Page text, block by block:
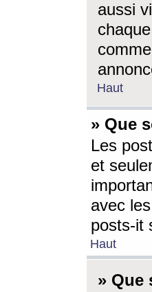
aussi
Haut
» Que
Les
et
avec
posts-it
Haut
» Que